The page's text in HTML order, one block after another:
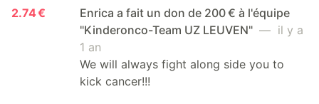
2.74 €
Enrica a fait un don de 200 € à l'équipe
"Kinderonco-Team UZ LEUVEN" — il y a
1 an
We will always fight along side you to
kick cancer!!!